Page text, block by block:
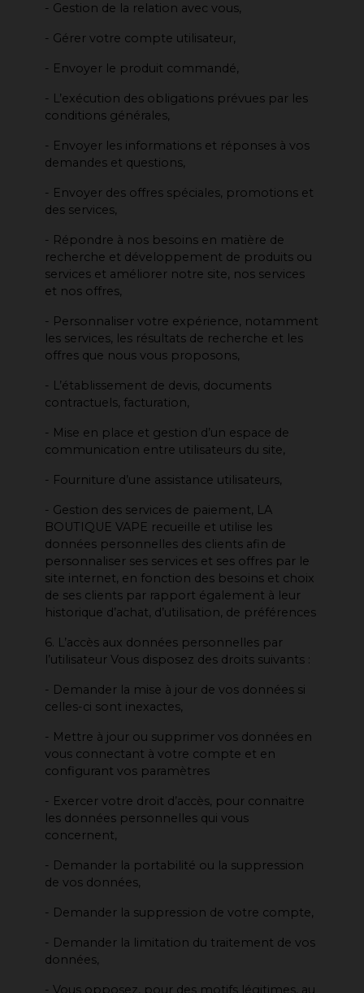
- Gestion de la relation avec vous,
- Gérer votre compte utilisateur,
- Envoyer le produit commandé,
- L’exécution des obligations prévues par les
conditions générales,
- Envoyer les informations et réponses à vos
demandes et questions,
- Envoyer des offres spéciales, promotions et
des services,
- Répondre à nos besoins en matière de
recherche et développement de produits ou
services et améliorer notre site, nos services
et nos offres,
- Personnaliser votre expérience, notamment
les services, les résultats de recherche et les
offres que nous vous proposons,
- L’établissement de devis, documents
contractuels, facturation,
- Mise en place et gestion d’un espace de
communication entre utilisateurs du site,
- Fourniture d’une assistance utilisateurs,
- Gestion des services de paiement, LA
BOUTIQUE VAPE recueille et utilise les
données personnelles des clients afin de
personnaliser ses services et ses offres par le
site internet, en fonction des besoins et choix
de ses clients par rapport également à leur
historique d’achat, d’utilisation, de préférences
6. L’accès aux données personnelles par
l’utilisateur Vous disposez des droits suivants :
- Demander la mise à jour de vos données si
celles-ci sont inexactes,
- Mettre à jour ou supprimer vos données en
vous connectant à votre compte et en
configurant vos paramètres
- Exercer votre droit d’accès, pour connaitre
les données personnelles qui vous
concernent,
- Demander la portabilité ou la suppression
de vos données,
- Demander la suppression de votre compte,
- Demander la limitation du traitement de vos
données,
- Vous opposez, pour des motifs légitimes, au